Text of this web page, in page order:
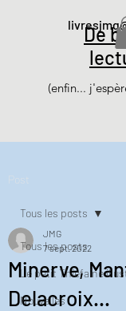
De
(enfin...
Tous les posts
Le petit Thiéfaine
Nouvelles
Tous les posts
Minerve,
Delacroix...
JMG
7 sept. 2022